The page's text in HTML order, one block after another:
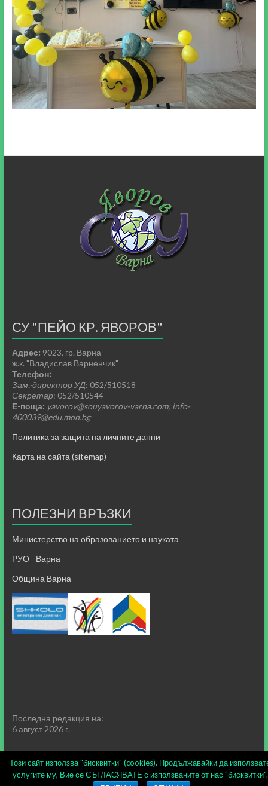
СУ "ПЕЙО КР. ЯВОРОВ"
Адрес: 9023, гр. Варна
ж.к. "Владислав Варненчик"
Телефон:
Зам.-директор УД: 052/510518
Секретар: 052/510544
Е-поща: yavorov@souyavorov-varna.com; info-
400039@edu.mon.bg
Политика за защита на личните данни
Карта на сайта (sitemap)
ПОЛЕЗНИ ВРЪЗКИ
Министерство на образованието и науката
РУО - Варна
Община Варна
Последна редакция на:
6 август 2026 г.
Този сайт използва "бисквитки" (cookies). Продължавайки да
услугите му, Вие се СЪГЛАСЯВАТЕ с използваните от нас "бисквитки".